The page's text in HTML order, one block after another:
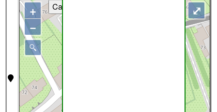
+
−
⤢
Cartes